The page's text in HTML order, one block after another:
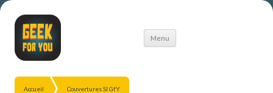
Menu
Aller
Accueil Couvertures SI GfY